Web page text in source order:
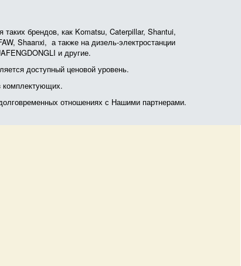
брендов, как Komatsu, Caterpillar, Shantui,
Shaanxi, а также на дизель-электростанции
и другие.
доступный ценовой уровень.
комплектующих.
отношениях с Нашими партнерами.